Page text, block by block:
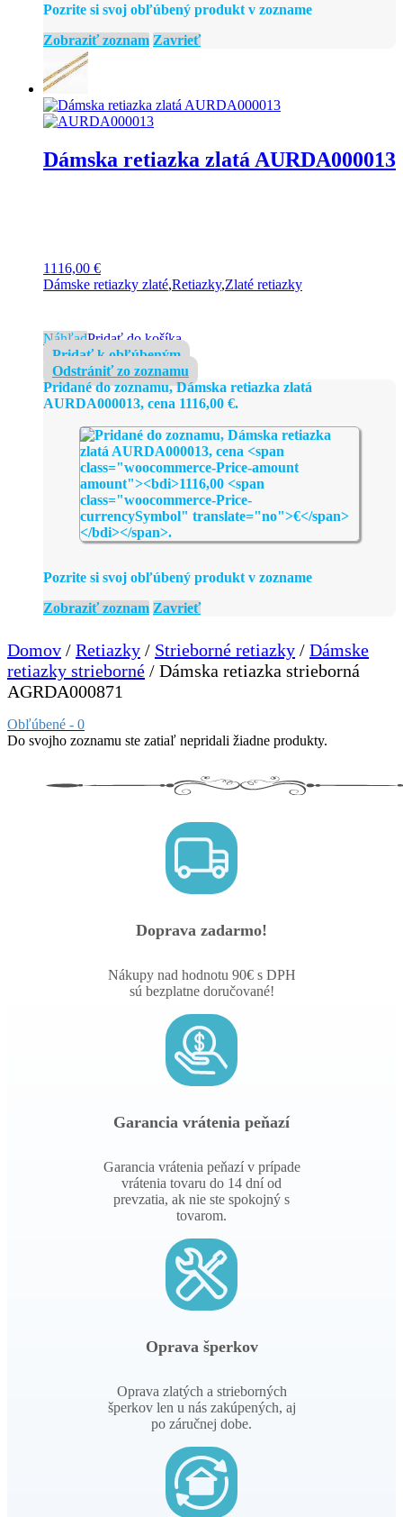
Pozrite si svoj obľúbený produkt v zozname
Zobraziť zoznam Zavrieť
Dámska retiazka zlatá AURDA000013
1116,00 €
Dámske retiazky zlaté,Retiazky,Zlaté retiazky
NáhľadPridať do košíka
Pridať k obľúbeným
Odstrániť zo zoznamu
Pridané do zoznamu, Dámska retiazka zlatá
AURDA000013, cena 1116,00 €.
Pozrite si svoj obľúbený produkt v zozname
Zobraziť zoznam Zavrieť
Domov / Retiazky / Strieborné retiazky / Dámske
retiazky strieborné / Dámska retiazka strieborná
AGRDA000871
Obľúbené - 0
Do svojho zoznamu ste zatiaľ nepridali žiadne produkty.
Doprava zadarmo!
Nákupy nad hodnotu 90€ s DPH
sú bezplatne doručované!
Garancia vrátenia peňazí
Garancia vrátenia peňazí v prípade
vrátenia tovaru do 14 dní od
prevzatia, ak nie ste spokojný s
tovarom.
Oprava šperkov
Oprava zlatých a strieborných
šperkov len u nás zakúpených, aj
po záručnej dobe.